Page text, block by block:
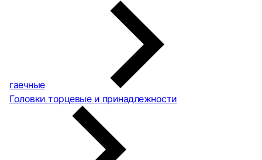
гаечные
Головки торцевые и принадлежности